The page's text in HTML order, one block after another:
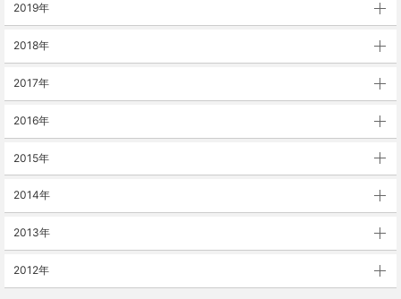
2019年
2018年
2017年
2016年
2015年
2014年
2013年
2012年